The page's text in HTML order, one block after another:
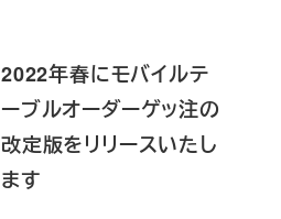
2022年春にモバイルテ
ーブルオーダーゲッ注の
改定版をリリースいたし
ます